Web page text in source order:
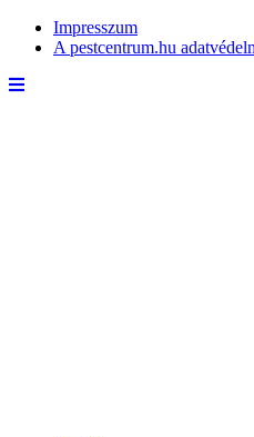
Impresszum
A pestcentrum.hu